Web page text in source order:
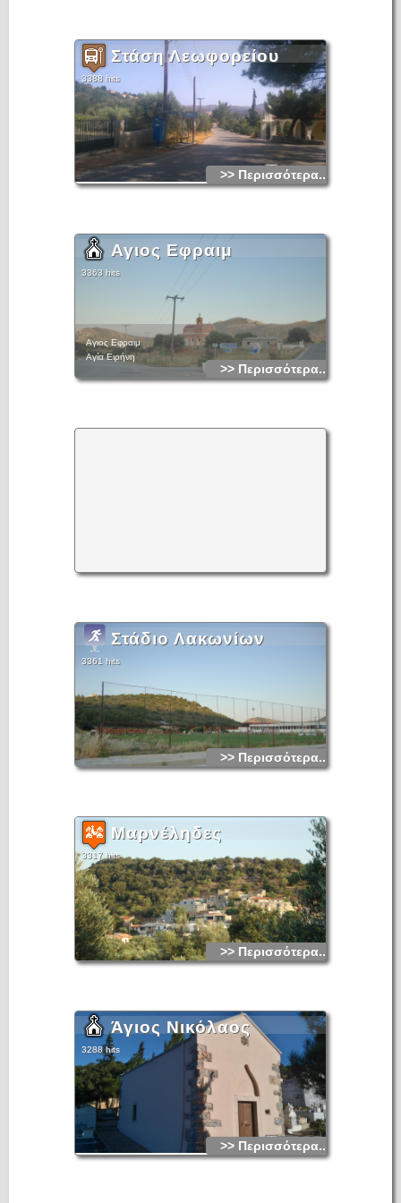
Στάση Λεωφορείου
3388 hits
>> Περισσότερα...
Αγιος Εφραιμ
3363 hits
Αγιος Εφραιμ
Αγία Ειρήνη
>> Περισσότερα...
Στάδιο Λακωνίων
3361 hits
>> Περισσότερα...
Μαρνέληδες
3317 hits
>> Περισσότερα...
Άγιος Νικόλαος
3288 hits
>> Περισσότερα...